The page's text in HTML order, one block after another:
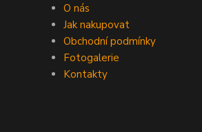
O nás
Jak nakupovat
Obchodní podmínky
Fotogalerie
Kontakty